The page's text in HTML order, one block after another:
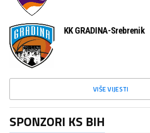
KK GRADINA-Srebrenik
VIŠE VIJESTI
SPONZORI KS BIH